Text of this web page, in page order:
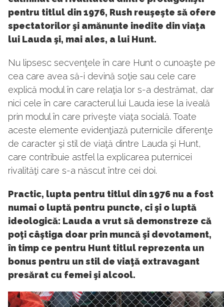
pentru titlul din 1976, Rush reuşeşte să ofere
spectatorilor şi amănunte inedite din viaţa
lui Lauda şi, mai ales, a lui Hunt.
Nu lipsesc secvenţele în care Hunt o cunoaşte pe
cea care avea să-i devină soţie sau cele care
explică modul în care relaţia lor s-a destrămat, dar
nici cele în care caracterul lui Lauda iese la iveală
prin modul în care priveşte viaţa socială. Toate
aceste elemente evidenţiază puternicile diferenţe
de caracter şi stil de viaţă dintre Lauda şi Hunt,
care contribuie astfel la explicarea puternicei
rivalităţi care s-a născut între cei doi.
Practic, lupta pentru titlul din 1976 nu a fost
numai o luptă pentru puncte, ci şi o luptă
ideologică: Lauda a vrut să demonstreze că
poţi câştiga doar prin muncă şi devotament,
în timp ce pentru Hunt titlul reprezenta un
bonus pentru un stil de viaţă extravagant
presărat cu femei şi alcool.